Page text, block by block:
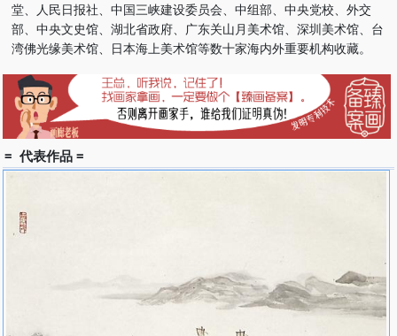
堂、人民日报社、中国三峡建设委员会、中组部、中央党校、外交
部、中央文史馆、湖北省政府、广东关山月美术馆、深圳美术馆、台
湾佛光缘美术馆、日本海上美术馆等数十家海内外重要机构收藏。
= 代表作品 =